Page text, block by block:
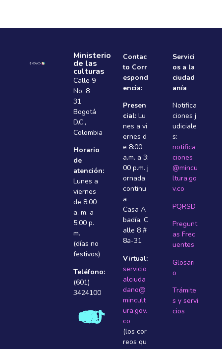
Ministerio
de las
culturas
Calle 9
No. 8
31
Bogotá
D.C.,
Colombia
Horario
de
atención:
Lunes a
viernes
de 8:00
a. m. a
5:00 p.
m.
(días no
festivos)
Teléfono:
(601)
3424100
Contac
to Corr
espond
encia:
Presen
cial: Lu
nes a vi
ernes d
e 8:00
a.m. a 3:
00 p.m. j
ornada
continu
a
Casa A
badí­a, C
alle 8 #
8a-31
Virtual:
servicio
alciuda
dano@
mincult
ura.gov.
co
(los cor
reos qu
Servici
os a la
ciudad
anía
Notifica
ciones j
udiciale
s:
notifica
ciones
@mincu
ltura.go
v.co
PQRSD
Pregunt
as Frec
uentes
Glosari
o
Trámite
s y servi
cios